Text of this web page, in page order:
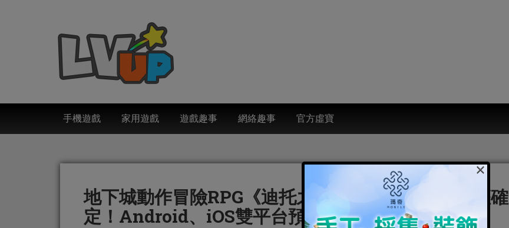
手機遊戲 家用遊戲 遊戲趣事 網絡趣事 官方虛寶
地下城動作冒險RPG《迪托之劍》繁中版獨家代理權確
定！Android、iOS雙平台預訂熱血展開！
×